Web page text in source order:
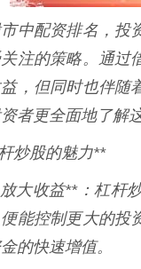
中配资排名，投
注的策略。通过
，但同时也伴随
者更全面地了解
炒股的魅力**
大收益**：杠杆
能控制更大的投
的快速增值。